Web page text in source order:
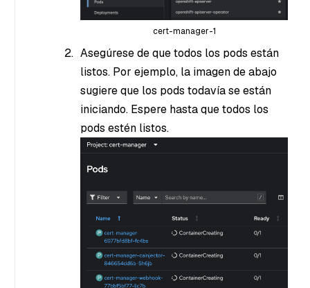
cert-manager-1
Asegúrese de que todos los pods están
listos. Por ejemplo, la imagen de abajo
sugiere que los pods todavía se están
iniciando. Espere hasta que todos los
pods estén listos.